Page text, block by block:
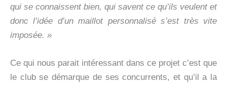
qui se connaissent bien, qui savent ce qu’ils veulent et
donc l’idée d’un maillot personnalisé s’est très vite
imposée. »
Ce qui nous parait intéressant dans ce projet c’est que
le club se démarque de ses concurrents, et qu’il a la